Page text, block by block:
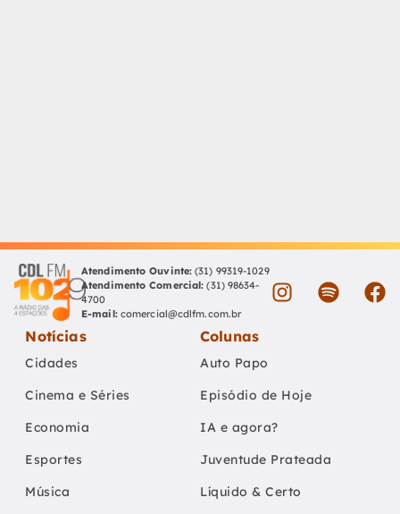
Atendimento Ouvinte: (31) 99319-1029
Atendimento Comercial: (31) 98634-
4700
E-mail: comercial@cdlfm.com.br
Notícias
Cidades
Cinema e Séries
Economia
Esportes
Música
Colunas
Auto Papo
Episódio de Hoje
IA e agora?
Juventude Prateada
Líquido & Certo